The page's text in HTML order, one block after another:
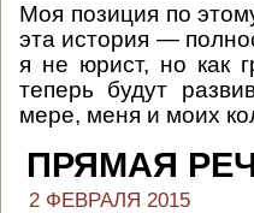
Моя позиция по
эта история —
я не юрист, но как
теперь будут
мере, меня и моих
ПРЯМАЯ
2 ФЕВРАЛЯ 2015